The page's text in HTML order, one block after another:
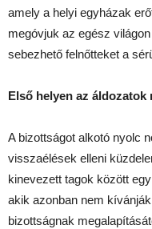
amely a helyi egyházak
megóvjuk az egész
sebezhető felnőtteket a
Első helyen az áldozatok
A bizottságot alkotó nyolc
visszaélések elleni
kinevezett tagok között
akik azonban nem
bizottságnak